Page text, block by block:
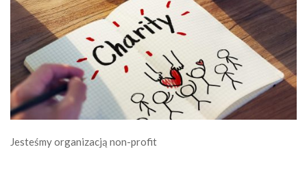
Jesteśmy organizacją non-profit